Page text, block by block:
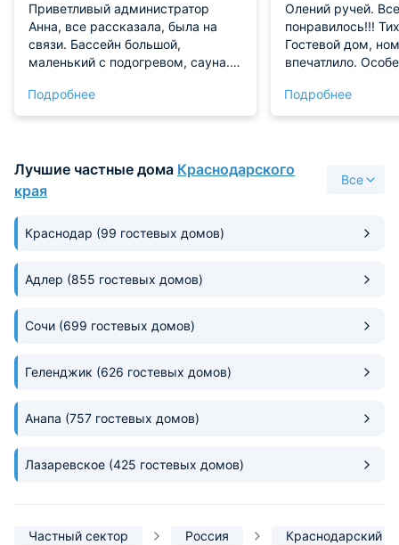
Приветливый администратор
Анна, все рассказала, была на
связи. Бассейн большой,
маленький с подогревом, сауна.
заказать пиццу, коктейли.
Территория ухоженная, большая
вина в номере холодильник,
чайник, небольшой столик,
Вокруг много столовых и
Подробнее
Олений ручей.
понравилось!!!
Гостевой дом,
впечатлило.
Очень много
заботы
аптека. А море
чистое, до моря
Подробнее
Лучшие частные дома Краснодарского
края
Все
Краснодар (99 гостевых домов)
Адлер (855 гостевых домов)
Сочи (699 гостевых домов)
Геленджик (626 гостевых домов)
Анапа (757 гостевых домов)
Лазаревское (425 гостевых домов)
Частный сектор Россия Краснодарский